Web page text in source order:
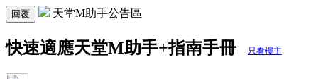
回覆 天堂M助手公告區
快速適應天堂M助手+指南手冊 只看樓主